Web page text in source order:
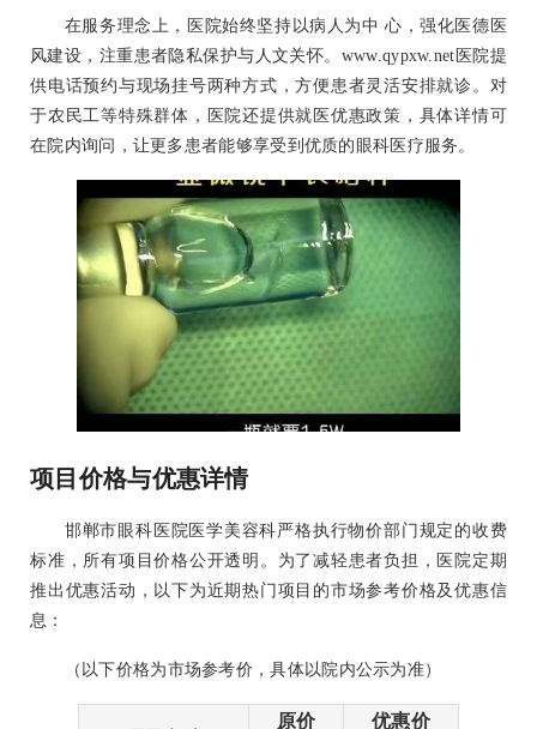
在服务理念上，医院始终坚持以病人为中 心，强化医德医
风建设，注重患者隐私保护与人文关怀。www.qypxw.net医院提
供电话预约与现场挂号两种方式，方便患者灵活安排就诊。对
于农民工等特殊群体，医院还提供就医优惠政策，具体详情可
在院内询问，让更多患者能够享受到优质的眼科医疗服务。
项目价格与优惠详情
邯郸市眼科医院医学美容科严格执行物价部门规定的收费
标准，所有项目价格公开透明。为了减轻患者负担，医院定期
推出优惠活动，以下为近期热门项目的市场参考价格及优惠信
息：
（以下价格为市场参考价，具体以院内公示为准）
原价
优惠价